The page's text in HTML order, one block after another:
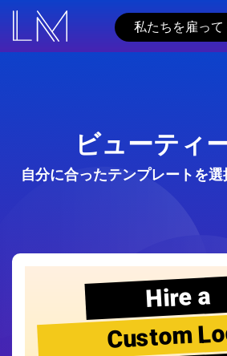
私たちを雇って
ビューティ
自分に合ったテンプレートを選
Hire a
Custom